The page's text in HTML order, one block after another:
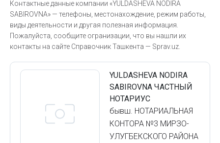
Контактные данные компании «YULDASHEVA NODIRA
SABIROVNA» — телефоны, местонахождение, режим работы,
виды деятельности и другая полезная информация.
Пожалуйста, сообщите огранизации, что вы нашли их
контакты на сайте Справочник Ташкента — Sprav.uz.
YULDASHEVA NODIRA
SABIROVNA ЧАСТНЫЙ
НОТАРИУС
бывш. НОТАРИАЛЬНАЯ
КОНТОРА №3 МИРЗО-
УЛУГБЕКСКОГО РАЙОНА